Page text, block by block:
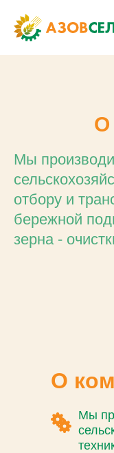
О
Мы
отбору и
бережной
зерна -
О
Мы